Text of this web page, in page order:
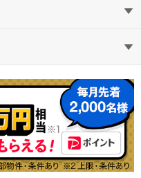
（5）
条京阪（1）
ン
図から探す
ーマから探す
入者の声から探す
古マンション
古一戸建て
地
えて！住まいの先生